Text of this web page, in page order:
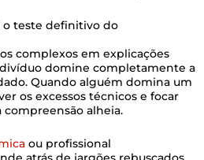
o teste definitivo do
complexos em explicações
domine completamente a
Quando alguém domina um
os excessos técnicos e focar
compreensão alheia.
ou profissional